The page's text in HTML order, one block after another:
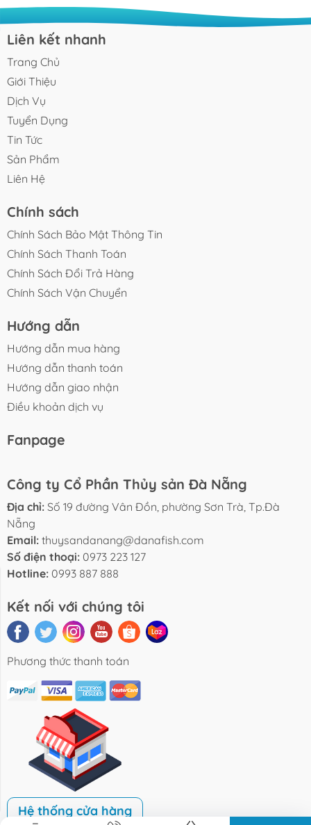
trong các mâm cơm gia đình (nguồn ảnh:
amthucquan.net) Nguyên liệu chuẩn bị cho món
tôm xào rau củ 500 gr tôm sú Ớt chuông và thơm
chuẩn bị 20 gr Trứng gà : 1-2 quả Các gia vị tra
thêm như: đường, nước...
thức cực
Liên kết nhanh
Trang Chủ
Giới Thiệu
Dịch Vụ
Tuyển Dụng
Tin Tức
Sản Phẩm
Liên Hệ
Chính sách
Chính Sách Bảo Mật Thông Tin
Chính Sách Thanh Toán
Chính Sách Đổi Trả Hàng
Chính Sách Vận Chuyển
Hướng dẫn
Hướng dẫn mua hàng
Hướng dẫn thanh toán
Hướng dẫn giao nhận
Điều khoản dịch vụ
Fanpage
Công ty Cổ Phần Thủy sản Đà Nẵng
Địa chỉ: Số 19 đường Vân Đồn, phường Sơn Trà, Tp.Đà
Nẵng
Email: thuysandanang@danafish.com
Số điện thoại: 0973 223 127
Hotline: 0993 887 888
Kết nối với chúng tôi
Phương thức thanh toán
Hệ thống cửa hàng